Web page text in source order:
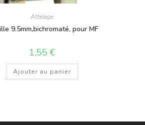
Attelage
9.5mm,bichromaté, pour MF
1,55€
Ajouter au panier